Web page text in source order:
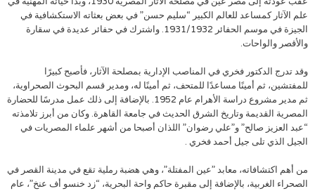
علم الآثار كمساعد للعالم الكبير “سليم حسن” في بعض بعثاته ‏الاستكشافية في
الجيزة في موسم الحفائر 1931/1932. واشترك في حفائر عديدة في سقارة
والأقصر والواحات.
وقد تدرج الدكتور فخري في المناصب الإدارية بمصلحة الآثار، فأصبح كبيرًا
للمفتشين، ثم أمينًا مساعدًا للمتحف، ثم أمينًا له، ومدير قسم البحوث الصحراوية،
ثم مدير مشروع دراسة الأهرام عام 1952. بالإضافة إلى ذلك عمل مدرسًا للحضارة
المصرية القديمة وتاريخ الشرق الحديث في جامعة القاهرة. وكان من أبرز تلامذته
“عبد العزيز ‏صالح” و”علي رضوان” اللذان أصبحا من أشهر علماء المصريات في
الجيل الذي تلى جيل أحمد فخري .
من أهم اكتشافاته، معابد ‏‏”عين المفتلة”، وهي هضبة رملية تقع في مدينة القصر في
الصحراء الغربية، بالإضافة إلى مقبرة حاكم واحة ‏البحرية، “زد خنسو أف عنخ”، عام